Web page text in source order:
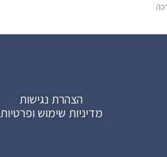
הצהרת נגישות
מדיניות שימוש ופרטיות